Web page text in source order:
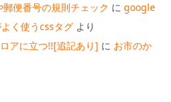
便番号の規則チェック に google
く使うcssタグ より
アに立つ!![追記あり] に お市のか